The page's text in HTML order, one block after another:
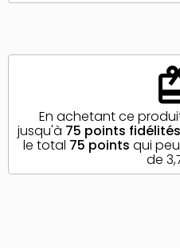
En achetant ce
jusqu'à 75 points fidélités
le total 75 points qui
de